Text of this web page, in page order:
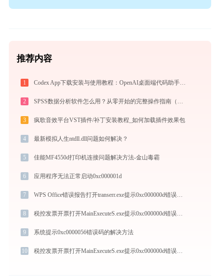
推荐内容
1 Codex App下载安装与使用教程：OpenAI桌面端代码助手从入门到高效协作
2
3 疯歌音效平台VST插件/补丁安装教程_如何加载插件效果包
4 最新模拟人生ntdll.dll问题如何解决？
5 佳能MF4550d打印机连接问题解决方法-金山毒霸
6 应用程序无法正常启动0xc000001d
7 WPS Office错误报告打开transerr.exe提示0xc000000d错误码怎么办
8 税控发票开票打开MainExecuteS.exe提示0xc000000d错误码怎么办
9 系统提示0xc0000056错误码的解决方法
10 税控发票开票打开MainExecuteS.exe提示0xc000000d错误码怎么办